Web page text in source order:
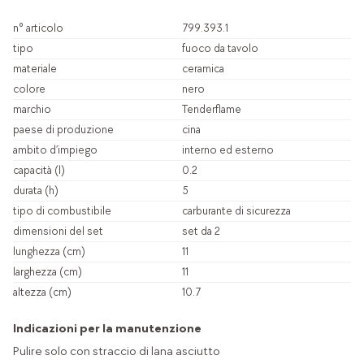
n° articolo
799.393.1
tipo
fuoco da tavolo
materiale
ceramica
colore
nero
marchio
Tenderflame
paese di produzione
cina
ambito d’impiego
interno ed esterno
capacità (l)
0.2
durata (h)
5
tipo di combustibile
carburante di sicurezza
dimensioni del set
set da 2
lunghezza (cm)
11
larghezza (cm)
11
altezza (cm)
10.7
Indicazioni per la manutenzione
Pulire solo con straccio di lana asciutto